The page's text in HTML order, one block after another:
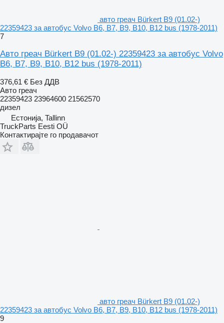
авто греач Bürkert B9 (01.02-)
22359423 за автобус Volvo B6, B7, B9, B10, B12 bus (1978-2011)
7
Авто греач Bürkert B9 (01.02-) 22359423 за автобус Volvo
B6, B7, B9, B10, B12 bus (1978-2011)
376,61 € Без ДДВ
Авто греач
22359423 23964600 21562570
дизел
Естонија, Tallinn
TruckParts Eesti OÜ
Контактирајте го продавачот
авто греач Bürkert B9 (01.02-)
22359423 за автобус Volvo B6, B7, B9, B10, B12 bus (1978-2011)
9